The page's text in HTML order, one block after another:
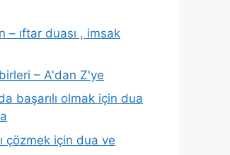
– ıftar duası , imsak
– A'dan Z'ye
başarılı olmak için dua
çözmek için dua ve